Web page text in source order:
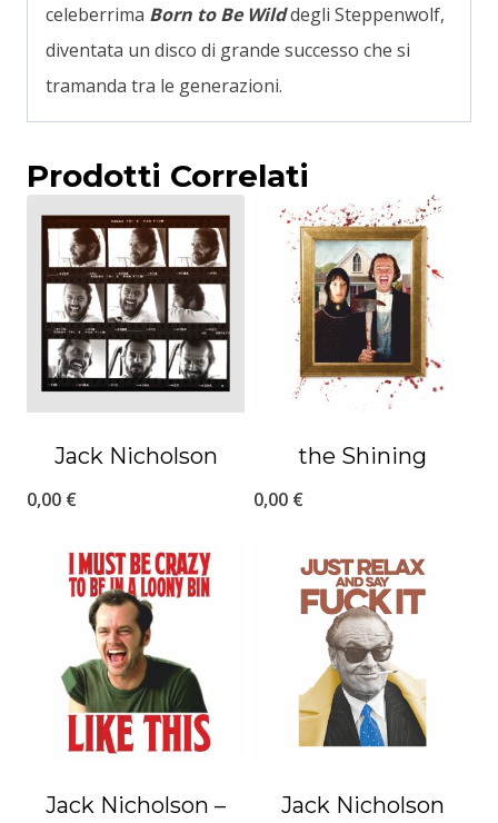
celeberrima Born to Be Wilddegli Steppenwolf,
diventata un disco di grande successo che si
tramanda tra le generazioni.
Prodotti Correlati
Jack Nicholson
0,00 €
the Shining
0,00 €
Jack Nicholson –
Jack Nicholson